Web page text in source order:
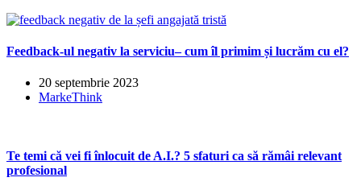
Feedback-ul negativ la serviciu– cum îl primim și lucrăm cu el?
20 septembrie 2023
MarkeThink
Te temi că vei fi înlocuit de A.I.? 5 sfaturi ca să rămâi relevant
profesional